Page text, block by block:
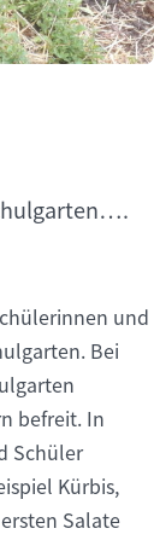
und
Bei
befreit. In
Schüler
Kürbis,
Salate